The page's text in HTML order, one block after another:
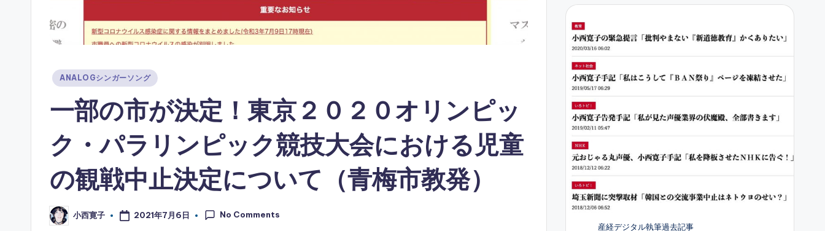
Posted
ANALOGシンガーソング
一部の市が決定！東京２０２０オリンピッ
ク・パラリンピック競技大会における児童
の観戦中止決定について（青梅市教発）
Posted
by
小西寛子 2021年7月6日 No Comments
産経デジタル執筆過去記事